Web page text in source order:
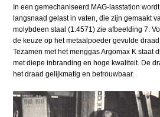
In een gemechaniseerd MAG-lasstation
langsnaad gelast in vaten, die zijn gemaakt
molybdeen staal (1.4571) zie afbeelding 7.
de keuze op het metaalpoeder gevulde draad
Tezamen met het menggas Argomax K staat
met diepe inbranding en hoge kwaliteit. De
het draad gelijkmatig en betrouwbaar.